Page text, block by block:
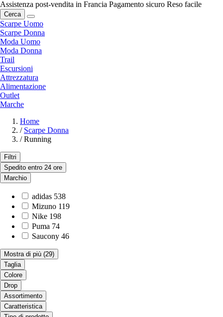
Assistenza post-vendita in Francia Pagamento sicuro Reso facile
Cerca
Scarpe Uomo
Scarpe Donna
Moda Uomo
Moda Donna
Trail
Escursioni
Attrezzatura
Alimentazione
Outlet
Marche
Home
/ Scarpe Donna
/ Running
Filtri
Spedito entro 24 ore
Marchio
adidas 538
Mizuno 119
Nike 198
Puma 74
Saucony 46
Mostra di più (29)
Taglia
Colore
Drop
Assortimento
Caratteristica